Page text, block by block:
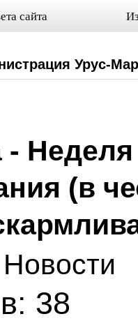
сайта
Урус-
-
(в
Новости
38